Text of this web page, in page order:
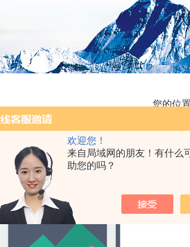
欢迎您！
来自局域网的朋友！有什么
助您的吗？
您的位置